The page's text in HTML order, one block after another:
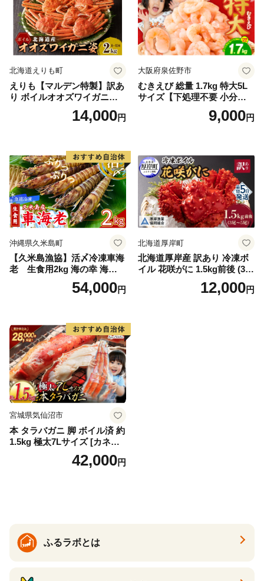
北海道えりも町
えりも【マルデン特製】訳あ
り ボイルオオズワイガニ姿2
kg《1kg(４尾～５尾)×2》【e
r002-051-a】 / ふるさと納税
イル済み 冷凍 カニ 蟹 かに
カニ味噌 甲羅 お得 格安 小ぶ
り 解凍 カニ鍋 甲羅焼き 海鮮
返礼品 特産品 新鮮 濃厚 旨み
簡単調理 家庭用 ギフト グル
メ
14,000円
大阪府泉佐野市
むきえび 総量 1.7kg 特大5L
サイズ【下処理不要 小分け 8
50g×2P 訳あり サイズ不揃い
バナメイエビ バラ凍結】
9,000円
沖縄県久米島町
【久米島漁協】活〆冷凍車海
老 生食用2kg 海の幸 海鮮
車えび クルマエビ 高級食材
生食 刺身 鮮度抜群 プリプリ
り物 お歳暮 お中元
54,000円
北海道厚岸町
北海道厚岸産 訳あり 冷凍ボ
イル 花咲がに 1.5kg前後 (3尾
～5尾入) 蟹 花咲ガニ 魚介類
魚介 [№5863-1090]12,000円
宮城県気仙沼市
本 タラバガニ 脚 ボイル済 約
1.5kg 極太7Lサイズ [カネダ
イ 宮城県 気仙沼市 2056432
6] カニ かに 蟹 たらばがに た
42,000円
ふるラボとは